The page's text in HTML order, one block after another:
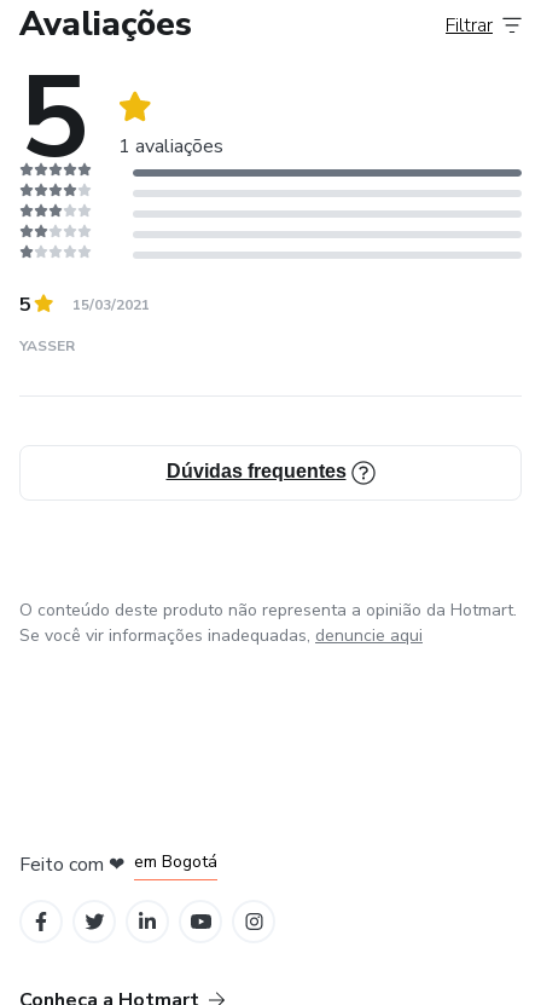
Avaliações
5 1 avaliações
Filtrar
5 15/03/2021
YASSER
Dúvidas frequentes
O conteúdo deste produto não representa a opinião da Hotmart.
Se você vir informações inadequadas, denuncie aqui
Feito com ❤ em Bogotá